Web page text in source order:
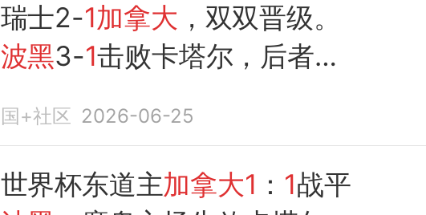
瑞士2-1加拿大 ，双双晋级。
波黑3-1击败卡塔尔，后者垫
国+社区 2026-06-25
世界杯东道主加拿大1 ： 1战平